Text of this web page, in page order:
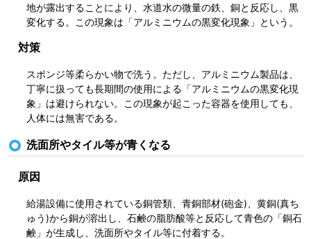
地が露出することにより、水道水の微量の鉄、銅と反応し、黒
変化する。この現象は「アルミニウムの黒変化現象」という。
対策
スポンジ等柔らかい物で洗う。ただし、アルミニウム製品は、
丁寧に扱っても長期間の使用による「アルミニウムの黒変化現
象」は避けられない。この現象が起こった容器を使用しても、
人体には無害である。
洗面所やタイル等が青くなる
原因
給湯設備に使用されている銅管類、青銅部材(砲金)、黄銅(真ち
ゅう)から銅が溶出し、石鹸の脂肪酸等と反応して青色の「銅石
鹸」が生成し、洗面所やタイル等に付着する。